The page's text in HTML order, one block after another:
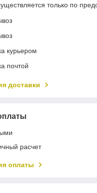
только по
курьером
почтой
доставки
расчет
оплаты